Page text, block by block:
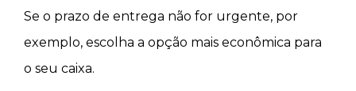
Se o prazo de entrega não for urgente, por
exemplo, escolha a opção mais econômica para
o seu caixa.